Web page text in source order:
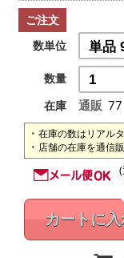
ご注文
数単位
数量
在庫
通販 77
在庫の数はリアル
店舗の在庫を通信
カートに